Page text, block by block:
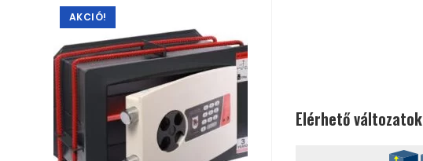
Elérhető változatok
AKCIÓ!